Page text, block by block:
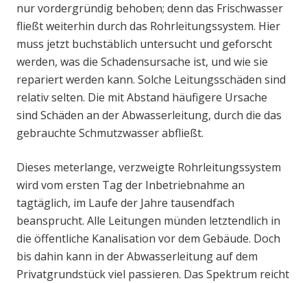
nur vordergründig behoben; denn das Frischwasser
fließt weiterhin durch das Rohrleitungssystem. Hier
muss jetzt buchstäblich untersucht und geforscht
werden, was die Schadensursache ist, und wie sie
repariert werden kann. Solche Leitungsschäden sind
relativ selten. Die mit Abstand häufigere Ursache
sind Schäden an der Abwasserleitung, durch die das
gebrauchte Schmutzwasser abfließt.
Dieses meterlange, verzweigte Rohrleitungssystem
wird vom ersten Tag der Inbetriebnahme an
tagtäglich, im Laufe der Jahre tausendfach
beansprucht. Alle Leitungen münden letztendlich in
die öffentliche Kanalisation vor dem Gebäude. Doch
bis dahin kann in der Abwasserleitung auf dem
Privatgrundstück viel passieren. Das Spektrum reicht